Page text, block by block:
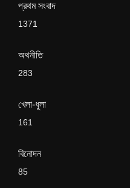
প্রথম সংবাদ
1371
অথনীতি
283
খেলা-ধুলা
161
বিনোদন
85